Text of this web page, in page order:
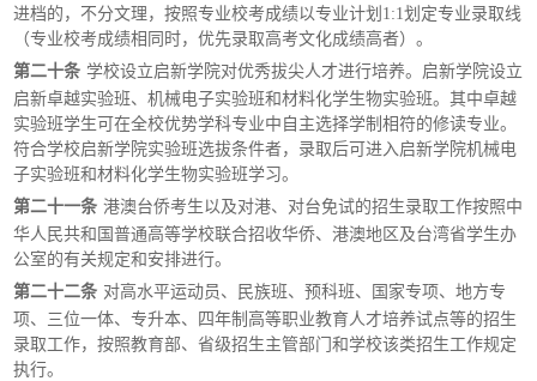
进档的，不分文理，按照专业校考成绩以专业计划 1:1划定专业录取线
（专业校考成绩相同时，优先录取高考文化成绩高者）。
第二十条 学校设立启新学院对优秀拔尖人才进行培养。启新学院设立
启新卓越实验班、机械电子实验班和材料化学生物实验班。其中卓越
实验班学生可在全校优势学科专业中自主选择学制相符的修读专业。
符合学校启新学院实验班选拔条件者，录取后可进入启新学院机械电
子实验班和材料化学生物实验班学习。
第二十一条 港澳台侨考生以及对港、对台免试的招生录取工作按照中
华人民共和国普通高等学校联合招收华侨、港澳地区及台湾省学生办
公室的有关规定和安排进行。
第二十二条 对高水平运动员、民族班、预科班、国家专项、地方专
项、三位一体、专升本、四年制高等职业教育人才培养试点等的招生
录取工作，按照教育部、省级招生主管部门和学校该类招生工作规定
执行。